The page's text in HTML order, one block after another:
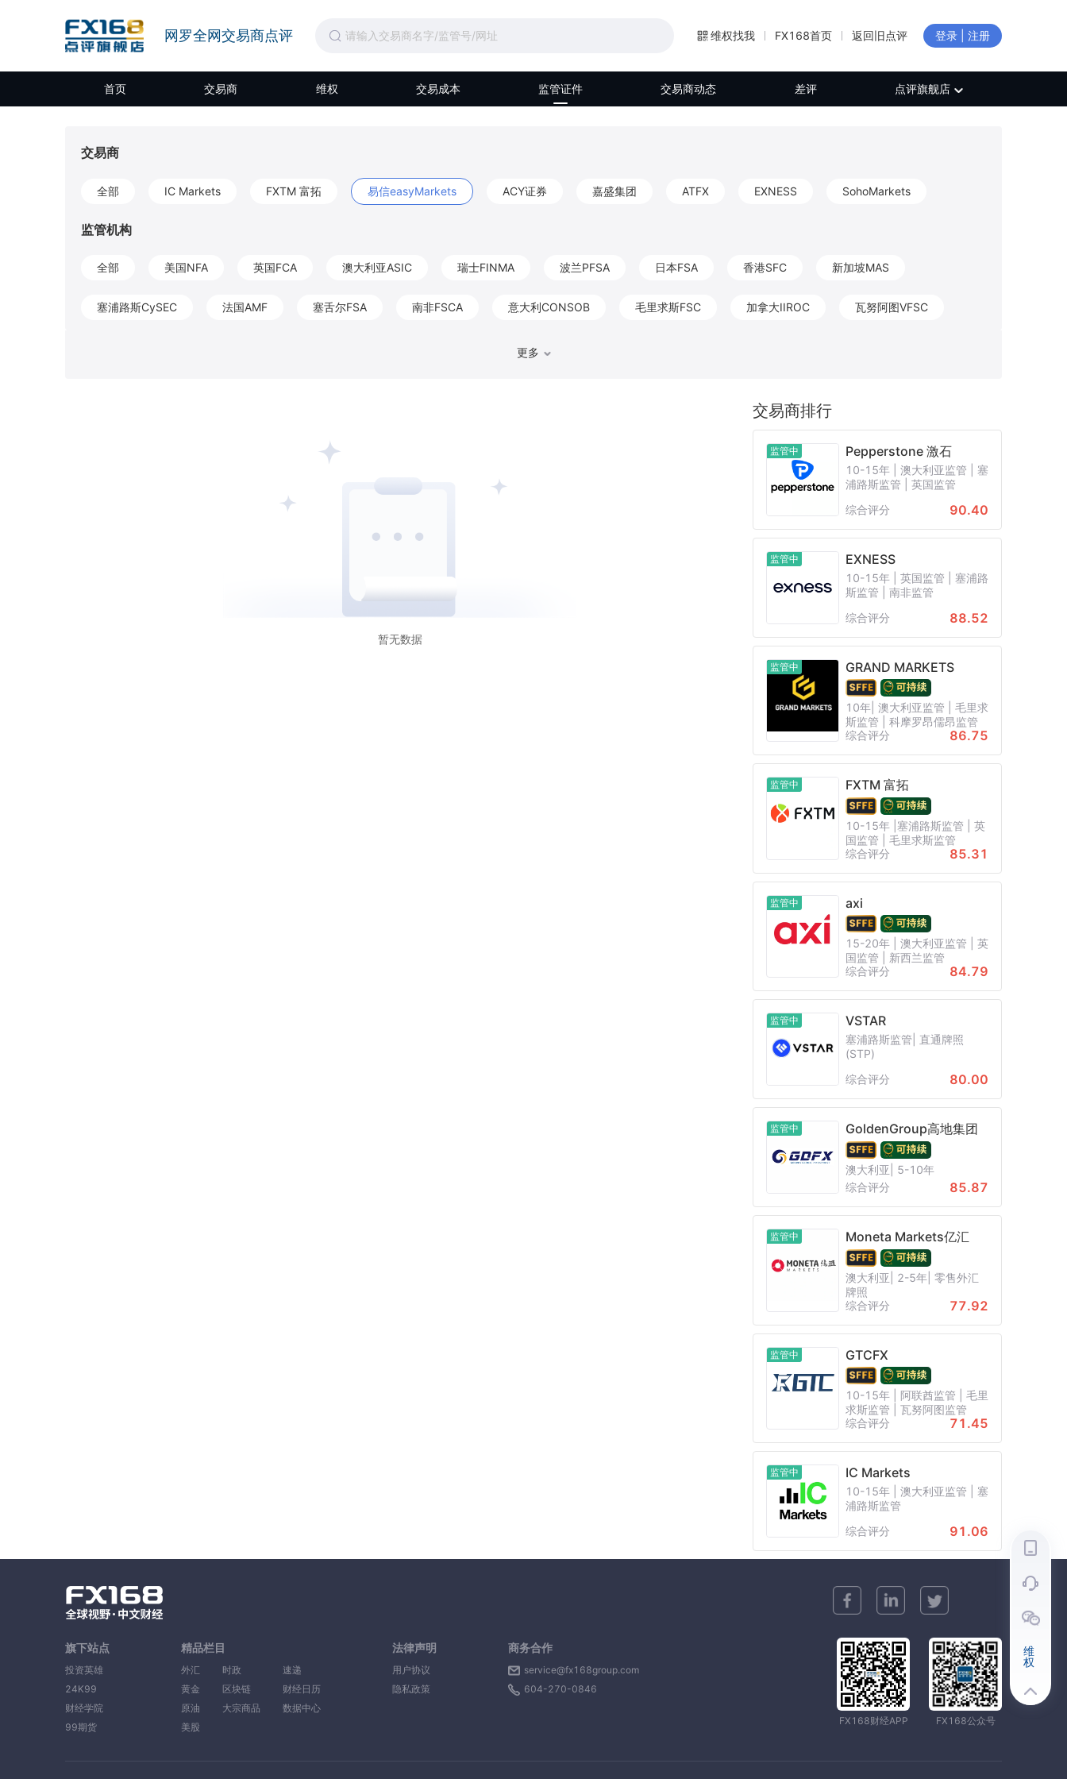
网罗全网交易商点评 维权找我 FX168首页 返回旧点评 登录 | 注册
首页 交易商 维权 交易成本 监管证件 交易商动态 差评 点评旗舰店
交易商
全部 IC Markets FXTM 富拓 易信easyMarkets ACY证券 嘉盛集团 ATFX EXNESS SohoMarkets
监管机构
全部 美国NFA 英国FCA 澳大利亚ASIC 瑞士FINMA 波兰PFSA 日本FSA 香港SFC 新加坡MAS
塞浦路斯CySEC 法国AMF 塞舌尔FSA 南非FSCA 意大利CONSOB 毛里求斯FSC 加拿大IIROC 瓦努阿图VFSC
伯利兹FSC
白俄罗斯NBRB 新西兰FSP
中国CSRC
更多
暂无数据
交易商排行
监管中 Pepperstone 激石
10-15年 | 澳大利亚监管 | 塞
浦路斯监管 | 英国监管
综合评分
90.40
监管中 EXNESS
10-15年 | 英国监管 | 塞浦路
斯监管 | 南非监管
综合评分
88.52
监管中 GRAND MARKETS
10年| 澳大利亚监管 | 毛里求
斯监管 | 科摩罗昂儒昂监管
综合评分
86.75
监管中 FXTM 富拓
10-15年 |塞浦路斯监管 | 英
国监管 | 毛里求斯监管
综合评分
85.31
监管中 axi
15-20年 | 澳大利亚监管 | 英
国监管 | 新西兰监管
综合评分
84.79
监管中 VSTAR
塞浦路斯监管| 直通牌照
(STP)
综合评分
80.00
监管中 GoldenGroup高地集团
澳大利亚| 5-10年
综合评分
85.87
监管中 Moneta Markets亿汇
澳大利亚| 2-5年| 零售外汇
牌照
综合评分
77.92
监管中 GTCFX
10-15年 | 阿联酋监管 | 毛里
求斯监管 | 瓦努阿图监管
综合评分
71.45
监管中 IC Markets
10-15年 | 澳大利亚监管 | 塞
浦路斯监管
综合评分
91.06
旗下站点
投资英雄
24K99
财经学院
99期货
精品栏目
外汇 时政
速递
黄金
区块链
财经日历
原油
大宗商品
数据中心
美股
法律声明
用户协议
隐私政策
商务合作
service@fx168group.com
604-270-0846
FX168财经APP FX168公众号
维
权